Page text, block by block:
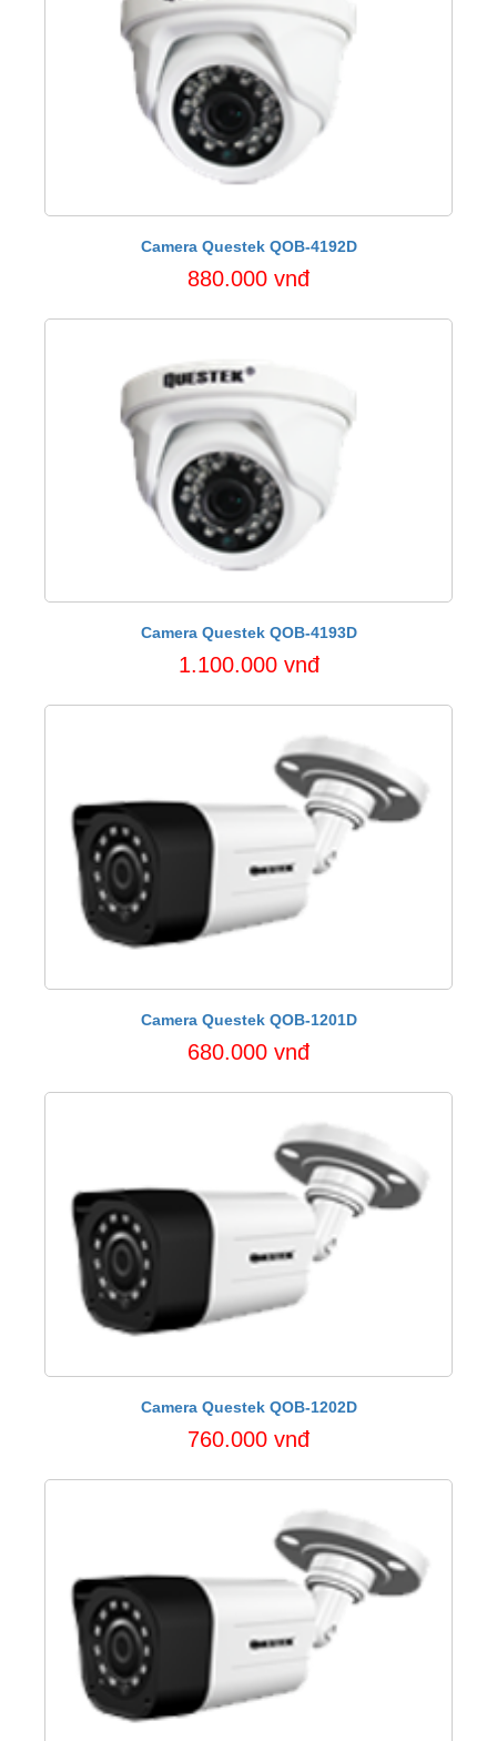
Camera Questek QOB-4192D
880.000 vnđ
Camera Questek QOB-4193D
1.100.000 vnđ
Camera Questek QOB-1201D
680.000 vnđ
Camera Questek QOB-1202D
760.000 vnđ